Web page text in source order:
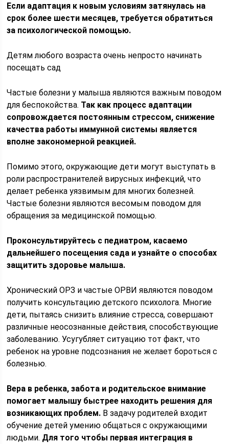
Если адаптация к новым условиям затянулась на
срок более шести месяцев, требуется обратиться
за психологической помощью.
Детям любого возраста очень непросто начинать
посещать сад
Частые болезни у малыша являются важным поводом
для беспокойства. Так как процесс адаптации
сопровождается постоянным стрессом, снижение
качества работы иммунной системы является
вполне закономерной реакцией.
Помимо этого, окружающие дети могут выступать в
роли распространителей вирусных инфекций, что
делает ребенка уязвимым для многих болезней.
Частые болезни являются весомым поводом для
обращения за медицинской помощью.
Проконсультируйтесь с педиатром, касаемо
дальнейшего посещения сада и узнайте о способах
защитить здоровье малыша.
Хронический ОРЗ и частые ОРВИ являются поводом
получить консультацию детского психолога. Многие
дети, пытаясь снизить влияние стресса, совершают
различные неосознанные действия, способствующие
заболеванию. Усугубляет ситуацию тот факт, что
ребенок на уровне подсознания не желает бороться с
болезнью.
Вера в ребенка, забота и родительское внимание
помогает малышу быстрее находить решения для
возникающих проблем. В задачу родителей входит
обучение детей умению общаться с окружающими
людьми. Для того чтобы первая интеграция в